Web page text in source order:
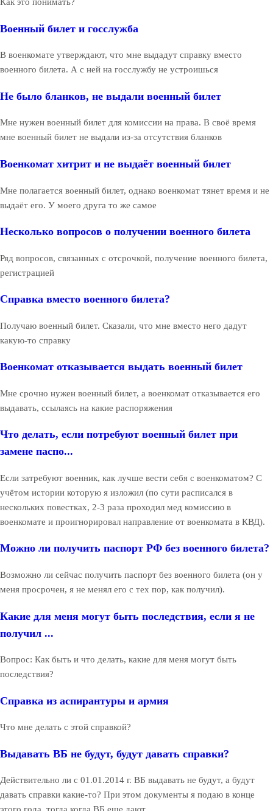
Как это понимать?
Военный билет и госслужба
В военкомате утверждают, что мне выдадут справку вместо
военного билета. А с ней на госслужбу не устроишься
Не было бланков, не выдали военный билет
Мне нужен военный билет для комиссии на права. В своё время
мне военный билет не выдали из-за отсутствия бланков
Военкомат хитрит и не выдаёт военный билет
Мне полагается военный билет, однако военкомат тянет время и не
выдаёт его. У моего друга то же самое
Несколько вопросов о получении военного билета
Ряд вопросов, связанных с отсрочкой, получение военного билета,
регистрацией
Справка вместо военного билета?
Получаю военный билет. Сказали, что мне вместо него дадут
какую-то справку
Военкомат отказывается выдать военный билет
Мне срочно нужен военный билет, а военкомат отказывается его
выдавать, ссылаясь на какие распоряжения
Что делать, если потребуют военный билет при
замене паспо...
Если затребуют военник, как лучше вести себя с военкоматом? С
учётом истории которую я изложил (по сути расписался в
нескольких повестках, 2-3 раза проходил мед комиссию в
военкомате и проигнорировал направление от военкомата в КВД).
Можно ли получить паспорт РФ без военного билета?
Возможно ли сейчас получить паспорт без военного билета (он у
меня просрочен, я не менял его с тех пор, как получил).
Какие для меня могут быть последствия, если я не
получил ...
Вопрос: Как быть и что делать, какие для меня могут быть
последствия?
Справка из аспирантуры и армия
Что мне делать с этой справкой?
Выдавать ВБ не будут, будут давать справки?
Действительно ли с 01.01.2014 г. ВБ выдавать не будут, а будут
давать справки какие-то? При этом документы я подаю в конце